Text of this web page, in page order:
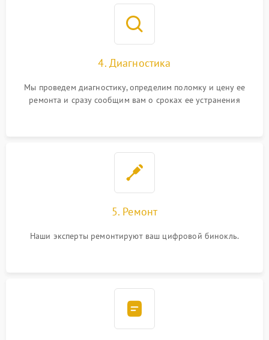
4. Диагностика
Мы проведем диагностику, определим поломку и цену ее
ремонта и сразу сообщим вам о сроках ее устранения
5. Ремонт
Наши эксперты ремонтируют ваш цифровой бинокль.